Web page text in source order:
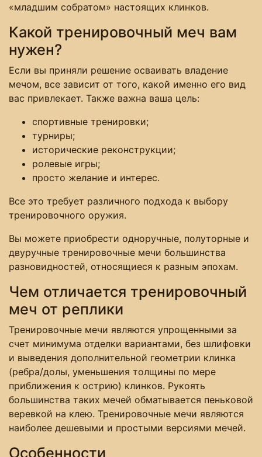
«младшим собратом» настоящих клинков.
Какой тренировочный меч вам
нужен?
Если вы приняли решение осваивать владение
мечом, все зависит от того, какой именно его вид
вас привлекает. Также важна ваша цель:
спортивные тренировки;
турниры;
исторические реконструкции;
ролевые игры;
просто желание и интерес.
Все это требует различного подхода к выбору
тренировочного оружия.
Вы можете приобрести одноручные, полуторные и
двуручные тренировочные мечи большинства
разновидностей, относящиеся к разным эпохам.
Чем отличается тренировочный
меч от реплики
Тренировочные мечи являются упрощенными за
счет минимума отделки вариантами, без шлифовки
и выведения дополнительной геометрии клинка
(ребра/долы, уменьшения толщины по мере
приближения к острию) клинков. Рукоять
большинства таких мечей обматывается пеньковой
веревкой на клею. Тренировочные мечи являются
наиболее дешевыми и простыми версиями мечей.
Особенности